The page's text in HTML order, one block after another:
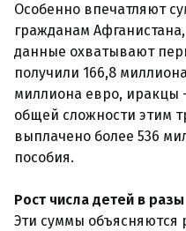
Особенно впечатляют
гражданам
данные охватывают
получили 166,8
миллиона евро, иракцы
общей сложности этим
выплачено более 536
пособия.
Рост числа детей в разы
Эти суммы объясняются